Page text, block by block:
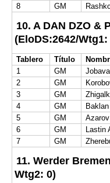
8
GM
10. A DAN DZO &
(EloDS:2642/
Tablero Título
1
GM
2
GM
3
GM
4
GM
5
GM
6
GM Lastin
7
GM
11. Werder
Wtg2: 0)